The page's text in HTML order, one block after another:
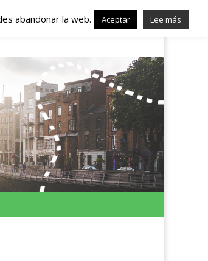
en
abandonar la web. Aceptar Lee más